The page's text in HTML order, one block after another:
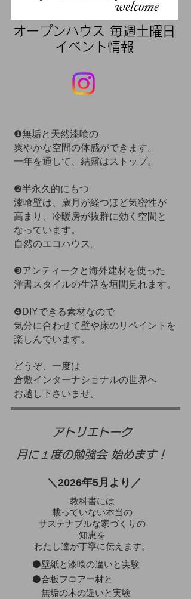
​オープンハウス 毎週土曜日
イベント情報
❶無垢と天然漆喰の
爽やかな空間の体感ができます。
一年を通して、結露はストップ。
❷半永久的にもつ
漆喰壁は、歳月が経つほど気密性が
高まり、冷暖房が抜群に効く空間と
なっています。
自然のエコハウス。
❸アンティークと海外建材を使った
洋書スタイルの生活を垣間見れます。
❹DIYできる素材なので
気分に合わせて壁や床のリペイントを
楽しんでいます。
どうぞ、一度は
倉敷インターナショナルの世界へ
お越し下さいませ。
​アトリエトーク
月に１度の勉強会 始めます！
＼2026年5月より／
教科書には
載っていない本当の
サステナブルな家づくりの
知恵を
わたし達が丁寧に伝えます。
⚫壁紙と漆喰の違いと実験
⚫合板フロアー材と
無垢の木の違いと実験